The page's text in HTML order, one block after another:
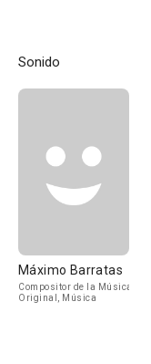
Sonido
Máximo Barratas
Compositor de la Música
Original, Música